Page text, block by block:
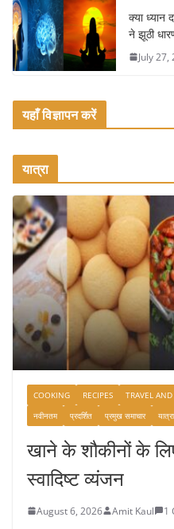
क्या ध्यान
ने झूठी
July 27,
यहाँ विज्ञापन करें
यात्रा
COOKING RECIPES TRAVEL
नवीनतम
प्रदर्शित प्रमुख समाचार यात्रा
खाने के शौकीनों के
स्वादिष्ट व्यंजन
August 6, 2026 Amit Kaul 1